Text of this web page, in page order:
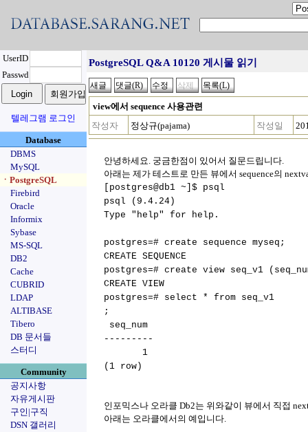
UserID
Passwd
텔레그램 로그인
Database
DBMS
MySQL
ㆍPostgreSQL
Firebird
Oracle
Informix
Sybase
MS-SQL
DB2
Cache
CUBRID
LDAP
ALTIBASE
Tibero
DB 문서들
스터디
Community
공지사항
자유게시판
구인|구직
DSN 갤러리
PostgreSQL Q&A 10120 게시물 읽기
view에서 sequence 사용관련
작성자
정상규(pajama) 작성일
안녕하세요. 궁금한점이 있어서 질문드립니다.
아래는 제가 테스트로 만든 뷰에서 sequence의
[postgres@db1 ~]$ psql
psql (9.4.24)
Type "help" for help.
postgres=# create sequence myseq;
CREATE SEQUENCE
postgres=# create view seq_v1
CREATE VIEW
postgres=# select * from seq_v1
;
seq_num
---------
1
(1 row)
인포믹스나 오라클 Db2는 위와같이 뷰에서 직접
아래는 오라클에서의 예입니다.